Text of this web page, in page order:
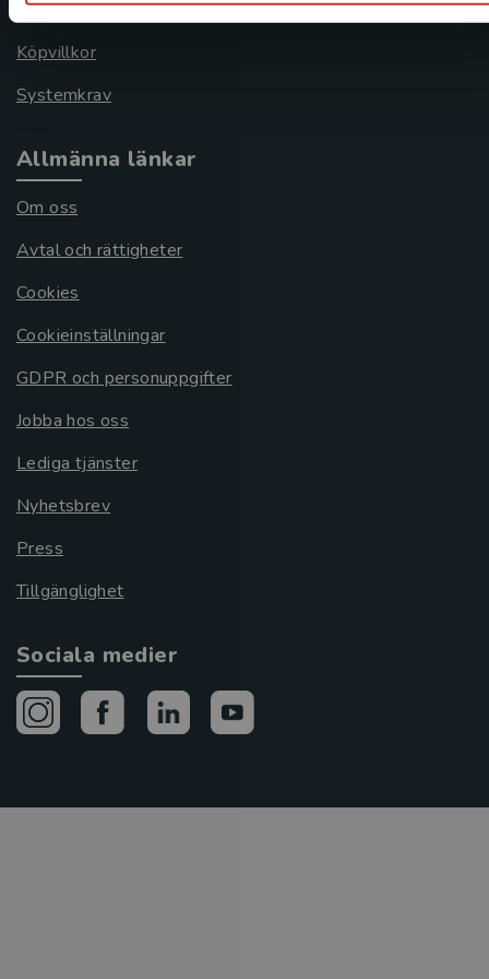
Frågor och svar
Köpvillkor
Systemkrav
Allmänna länkar
Om oss
Avtal och rättigheter
Cookies
Cookieinställningar
GDPR och personuppgifter
Jobba hos oss
Lediga tjänster
Nyhetsbrev
Press
Tillgänglighet
Sociala medier